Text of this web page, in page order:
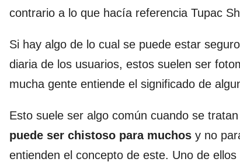
contrario a lo que hacía referencia Tupac
Si hay algo de lo cual se puede estar
diaria de los usuarios, estos suelen ser
mucha gente entiende el significado de
Esto suele ser algo común cuando se
puede ser chistoso para muchos y no
entienden el concepto de este. Uno de